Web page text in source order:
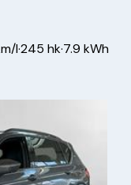
l·245 hk·7.9 kWh